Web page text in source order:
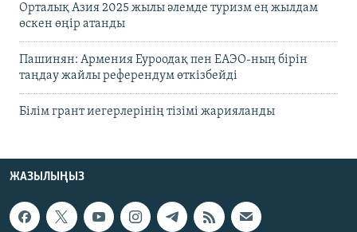
Орталық Азия 2025 жылы әлемде туризм ең жылдам
өскен өңір атанды
Пашинян: Армения Еуроодақ пен ЕАЭО-ның бірін
таңдау жайлы референдум өткізбейді
Білім грант иегерлерінің тізімі жарияланды
ЖАЗЫЛЫҢЫЗ